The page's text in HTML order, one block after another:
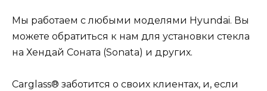
Мы работаем с любыми моделями Hyundai. Вы
можете обратиться к нам для установки стекла
на Хендай Соната (Sonata) и других.
Carglass® заботится о своих клиентах, и, если